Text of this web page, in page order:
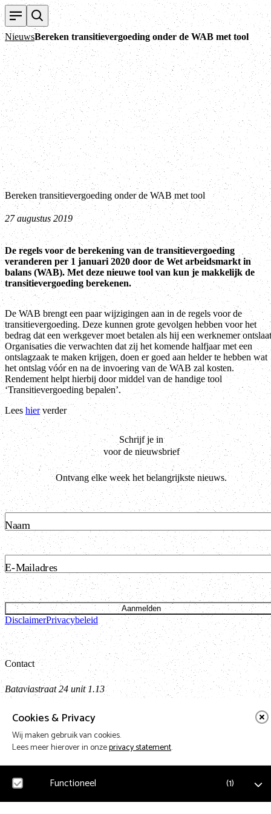
Cookies & Privacy
Wij maken gebruik van cookies.
Lees meer hierover in onzeprivacy statement.
Functioneel (1)
NieuwsBereken transitievergoeding onder de WAB met tool
Bereken transitievergoeding onder de WAB met tool
27 augustus 2019
De regels voor de berekening van de transitievergoeding
veranderen per 1 januari 2020 door de Wet arbeidsmarkt in
balans (WAB). Met deze nieuwe tool van kun je makkelijk de
transitievergoeding berekenen.
De WAB brengt een paar wijzigingen aan in de regels voor de
transitievergoeding. Deze kunnen grote gevolgen hebben voor het
bedrag dat een werkgever moet betalen als hij een werknemer
Organisaties die verwachten dat zij het komende halfjaar met een
ontslagzaak te maken krijgen, doen er goed aan helder te hebben wat
het ontslag vóór en na de invoering van de WAB zal kosten.
Rendement helpt hierbij door middel van de handige tool
‘Transitievergoeding bepalen’.
Lees hierverder
Schrijf je in
voor de nieuwsbrief
Ontvang elke week het belangrijkste nieuws.
Naam
E-Mailadres
Aanmelden
DisclaimerPrivacybeleid
Contact
Bataviastraat 24 unit 1.13
t: 020 421 50 05 e:info@vnpf.nl
Vereniging Nederlandse Poppodia en -Festivals
VNPF behartigt de collectieve belangen van de poppodia en
van Nederland